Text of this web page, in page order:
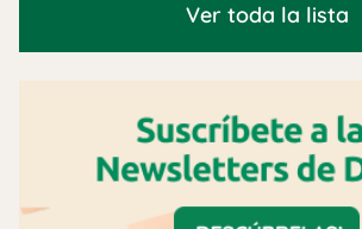
Ver toda la lista